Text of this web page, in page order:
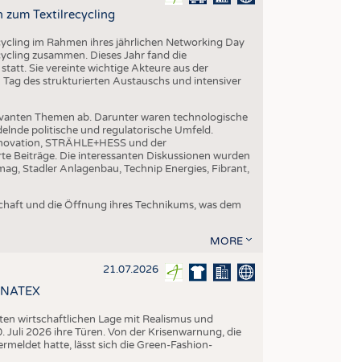
zum Textilrecycling
im Rahmen ihres jährlichen Networking Day
zusammen. Dieses Jahr fand die
Sie vereinte wichtige Akteure aus der
des strukturierten Austauschs und intensiver
Themen ab. Darunter waren technologische
politische und regulatorische Umfeld.
STRÄHLE+HESS und der
Beiträge. Die interessanten Diskussionen wurden
Stadler Anlagenbau, Technip Energies, Fibrant,
und die Öffnung ihres Technikums, was dem
MORE
21.07.2026
wirtschaftlichen Lage mit Realismus und
2026 ihre Türen. Von der Krisenwarnung, die
hatte, lässt sich die Green-Fashion-